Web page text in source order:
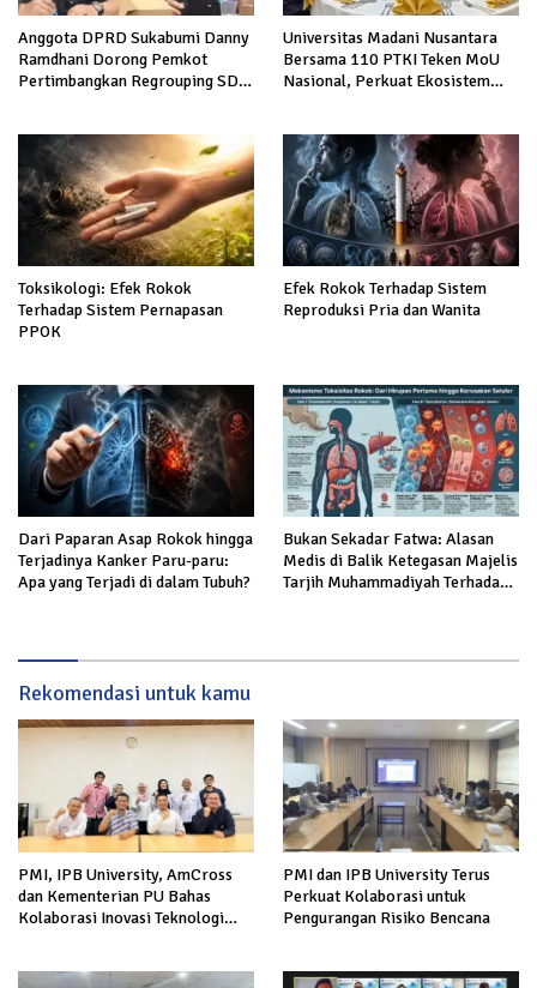
Anggota DPRD Sukabumi Danny
Ramdhani Dorong Pemkot
Pertimbangkan Regrouping SD
Universitas Madani Nusantara
Bersama 110 PTKI Teken MoU
Nasional, Perkuat Ekosistem
Toksikologi: Efek Rokok
Terhadap Sistem Pernapasan
PPOK
Efek Rokok Terhadap Sistem
Reproduksi Pria dan Wanita
Dari Paparan Asap Rokok hingga
Terjadinya Kanker Paru-paru:
Apa yang Terjadi di dalam Tubuh?
Bukan Sekadar Fatwa: Alasan
Medis di Balik Ketegasan Majelis
Tarjih Muhammadiyah Terhadap
Rekomendasi untuk kamu
PMI, IPB University, AmCross
dan Kementerian PU Bahas
Kolaborasi Inovasi Teknologi
PMI dan IPB University Terus
Perkuat Kolaborasi untuk
Pengurangan Risiko Bencana